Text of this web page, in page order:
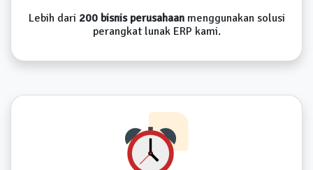
Lebih dari 200 bisnis perusahaanmenggunakan solusi
perangkat lunak ERP kami.